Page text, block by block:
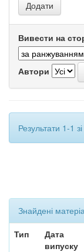
Вивести на
Автори
Результати 1-1
Знайдені
Тип
Дата
випуску